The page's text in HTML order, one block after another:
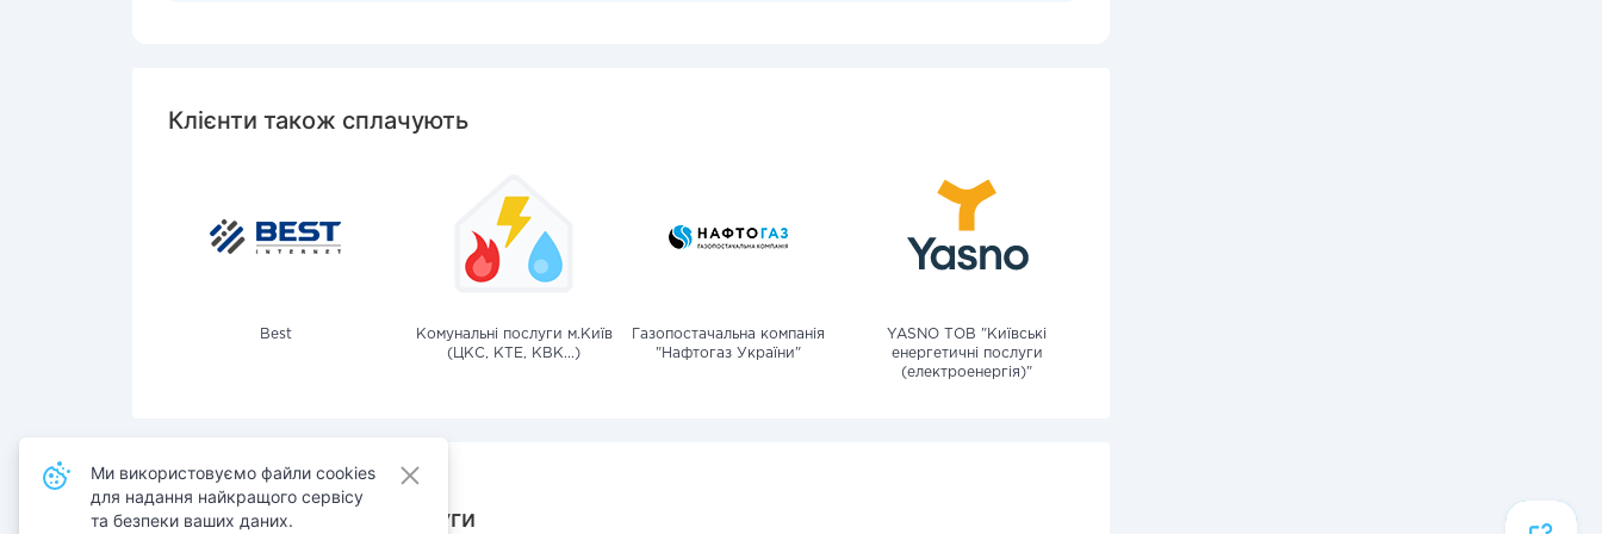
Клієнти також сплачують
Best
Комунальні послуги м.Київ
(ЦКС, КТЕ, КВК...)
Газопостачальна компанія
"Нафтогаз України"
YASNO ТОВ "Київські
енергетичні послуги
(електроенергія)"
Також сплачують послуги
Ми використовуємо файли cookies
для надання найкращого сервісу
та безпеки ваших даних.